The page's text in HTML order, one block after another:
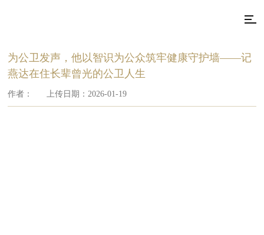
为公卫发声，他以智识为公众筑牢健康守护墙——记
燕达在住长辈曾光的公卫人生
作者： 上传日期：2026-01-19